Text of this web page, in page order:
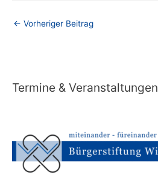
← Vorheriger Beitrag
Termine & Veranstaltungen